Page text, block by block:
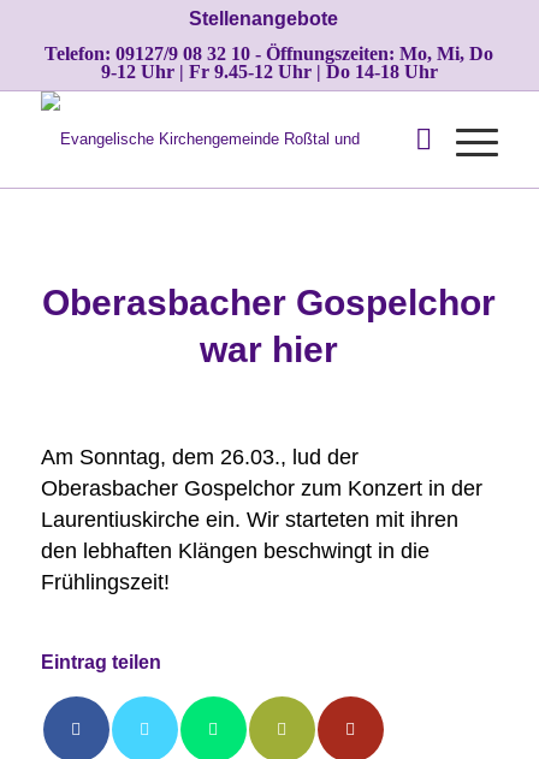
Stellenangebote
Telefon: 09127/9 08 32 10 - Öffnungszeiten: Mo, Mi, Do
9-12 Uhr | Fr 9.45-12 Uhr | Do 14-18 Uhr
Oberasbacher Gospelchor
war hier
Am Sonntag, dem 26.03., lud der
Oberasbacher Gospelchor zum Konzert in der
Laurentiuskirche ein. Wir starteten mit ihren
den lebhaften Klängen beschwingt in die
Frühlingszeit!
Eintrag teilen